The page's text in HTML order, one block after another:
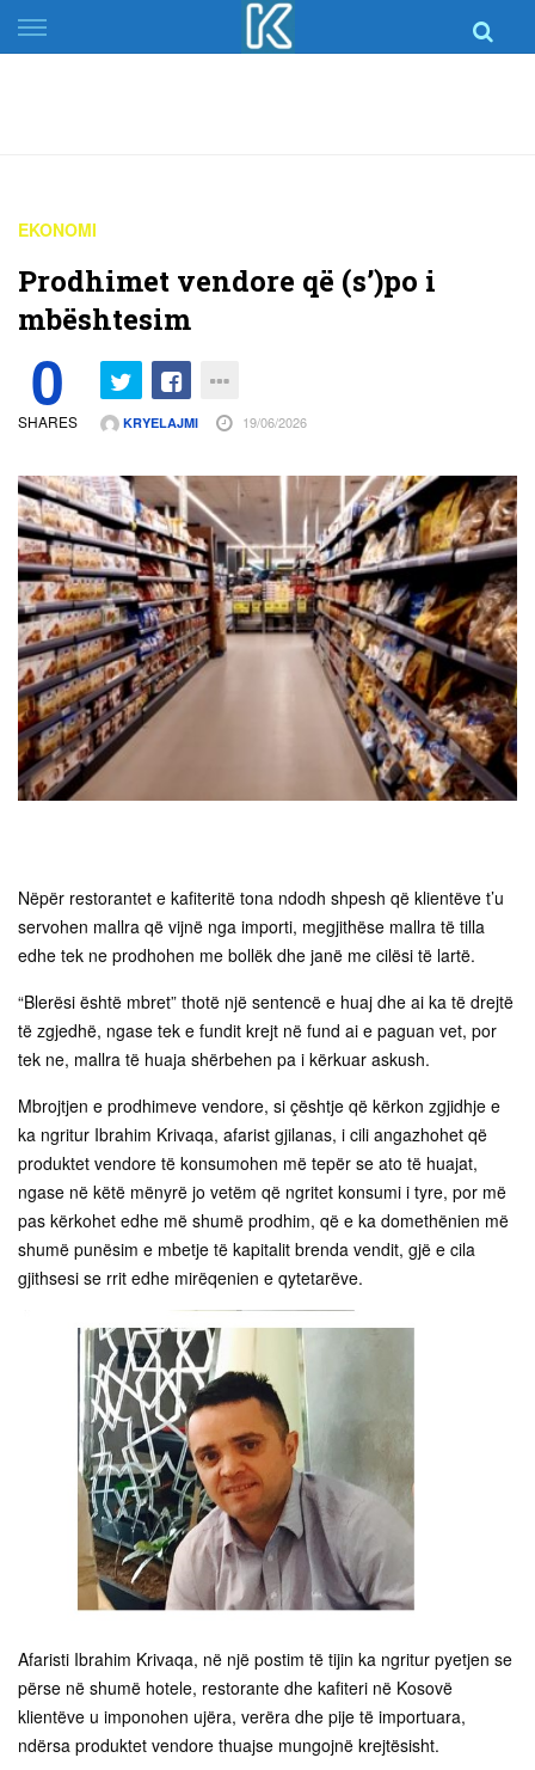
Skip
to
EKONOMI
Prodhimet vendore që (s’)po i
mbështesim
0
SHARES KRYELAJMI 19/06/2026
Nëpër restorantet e kafiteritë tona ndodh shpesh që klientëve t’u
servohen mallra që vijnë nga importi, megjithëse mallra të tilla
edhe tek ne prodhohen me bollëk dhe janë me cilësi të lartë.
“Blerësi është mbret” thotë një sentencë e huaj dhe ai ka të drejtë
të zgjedhë, ngase tek e fundit krejt në fund ai e paguan vet, por
tek ne, mallra të huaja shërbehen pa i kërkuar askush.
Mbrojtjen e prodhimeve vendore, si çështje që kërkon zgjidhje e
ka ngritur Ibrahim Krivaqa, afarist gjilanas, i cili angazhohet që
produktet vendore të konsumohen më tepër se ato të huajat,
ngase në këtë mënyrë jo vetëm që ngritet konsumi i tyre, por më
pas kërkohet edhe më shumë prodhim, që e ka domethënien më
shumë punësim e mbetje të kapitalit brenda vendit, gjë e cila
gjithsesi se rrit edhe mirëqenien e qytetarëve.
Afaristi Ibrahim Krivaqa, në një postim të tijin ka ngritur pyetjen se
përse në shumë hotele, restorante dhe kafiteri në Kosovë
klientëve u imponohen ujëra, verëra dhe pije të importuara,
ndërsa produktet vendore thuajse mungojnë krejtësisht.